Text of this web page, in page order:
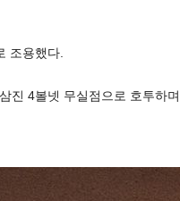
트 크 트 축
조용했다.
진 4볼넷 무실점으로 호투하